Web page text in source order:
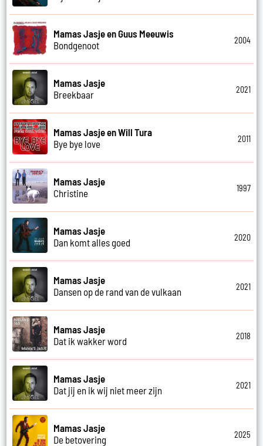
Mamas Jasje en Guus Meeuwis
Bondgenoot
2004
Mamas Jasje
Breekbaar
2021
Mamas Jasje en Will Tura
Bye bye love
2011
Mamas Jasje
Christine
1997
Mamas Jasje
Dan komt alles goed
2020
Mamas Jasje
Dansen op de rand van de vulkaan
2021
Mamas Jasje
Dat ik wakker word
2018
Mamas Jasje
Dat jij en ik wij niet meer zijn
2021
Mamas Jasje
De betovering
2025